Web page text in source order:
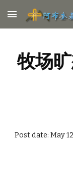
Skip to main
牧场
Post date: May